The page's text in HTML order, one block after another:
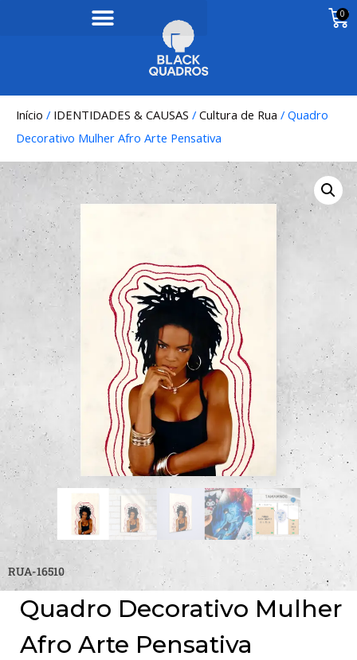
0
Início / IDENTIDADES & CAUSAS / Cultura de Rua / Quadro
Decorativo Mulher Afro Arte Pensativa
RUA-16510
Quadro Decorativo Mulher
Afro Arte Pensativa